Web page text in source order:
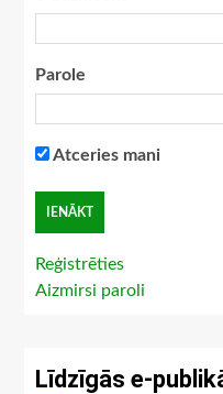
Parole
Atceries mani
Reģistrēties
Aizmirsi paroli
Līdzīgās e-